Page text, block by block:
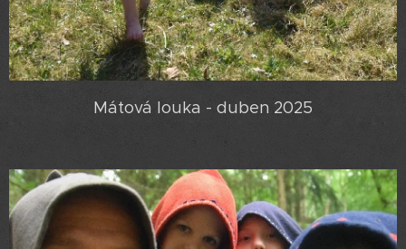
Mátová louka - duben 2025